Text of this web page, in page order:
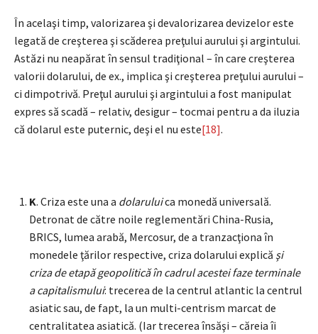
În acelaşi timp, valorizarea şi devalorizarea devizelor este
legată de creşterea şi scăderea preţului aurului şi argintului.
Astăzi nu neapărat în sensul tradiţional – în care creşterea
valorii dolarului, de ex., implica şi creşterea preţului aurului –
ci dimpotrivă. Preţul aurului şi argintului a fost manipulat
expres să scadă – relativ, desigur – tocmai pentru a da iluzia
că dolarul este puternic, deşi el nu este[18].
K. Criza este una a dolaruluica monedă universală.
Detronat de către noile reglementări China-Rusia,
BRICS, lumea arabă, Mercosur, de a tranzacţiona în
monedele ţărilor respective, criza dolarului explică şi
criza de etapă geopolitică în cadrul acestei faze terminale
a capitalismului: trecerea de la centrul atlantic la centrul
asiatic sau, de fapt, la un multi-centrism marcat de
centralitatea asiatică. (Iar trecerea însăşi – căreia îi